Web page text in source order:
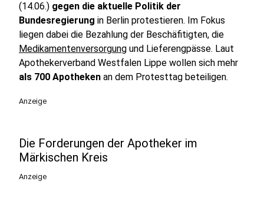
(14.06.) gegen die aktuelle Politik der
Bundesregierung in Berlin protestieren. Im Fokus
liegen dabei die Bezahlung der Beschäfitigten, die
Medikamentenversorgung und Lieferengpässe. Laut
Apothekerverband Westfalen Lippe wollen sich mehr
als 700 Apotheken an dem Protesttag beteiligen.
Anzeige
Die Forderungen der Apotheker im
Märkischen Kreis
Anzeige